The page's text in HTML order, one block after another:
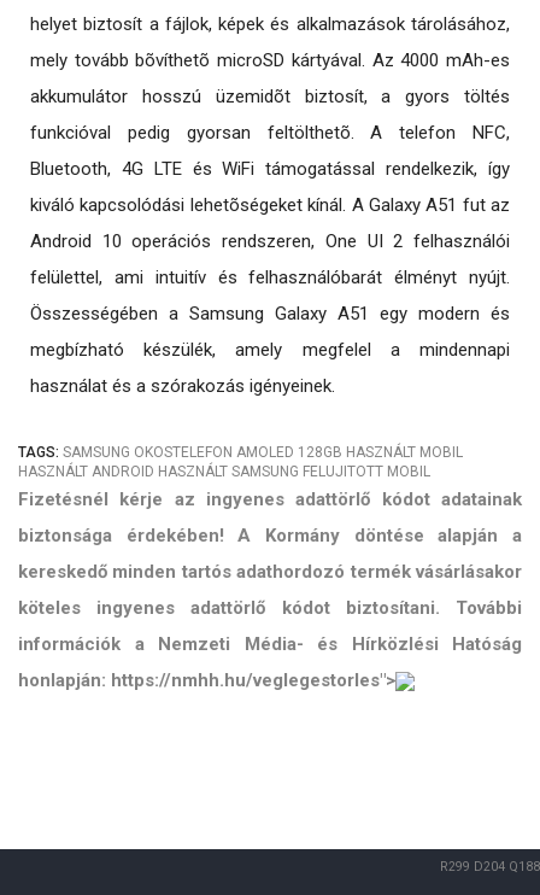
helyet biztosít a fájlok, képek és alkalmazások tárolásához,
mely tovább bõvíthetõ microSD kártyával. Az 4000 mAh-es
akkumulátor hosszú üzemidõt biztosít, a gyors töltés
funkcióval pedig gyorsan feltölthetõ. A telefon NFC,
Bluetooth, 4G LTE és WiFi támogatással rendelkezik, így
kiváló kapcsolódási lehetõségeket kínál. A Galaxy A51 fut az
Android 10 operációs rendszeren, One UI 2 felhasználói
felülettel, ami intuitív és felhasználóbarát élményt nyújt.
Összességében a Samsung Galaxy A51 egy modern és
megbízható készülék, amely megfelel a mindennapi
használat és a szórakozás igényeinek.
TAGS: SAMSUNG OKOSTELEFON AMOLED 128GB HASZNÁLT MOBIL
HASZNÁLT ANDROID HASZNÁLT SAMSUNG FELUJITOTT MOBIL
Fizetésnél kérje az ingyenes adattörlő kódot adatainak
biztonsága érdekében! A Kormány döntése alapján a
kereskedő minden tartós adathordozó termék vásárlásakor
köteles ingyenes adattörlő kódot biztosítani. További
információk a Nemzeti Média- és Hírközlési Hatóság
honlapján: https://nmhh.hu/veglegestorles">
R299 D204 Q188